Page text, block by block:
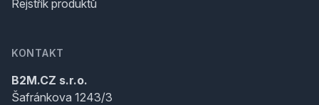
Rejstřík produktů
KONTAKT
B2M.CZ s.r.o.
Šafránkova 1243/3